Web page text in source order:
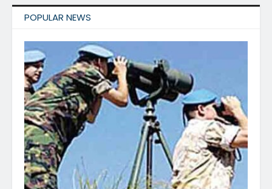
POPULAR NEWS